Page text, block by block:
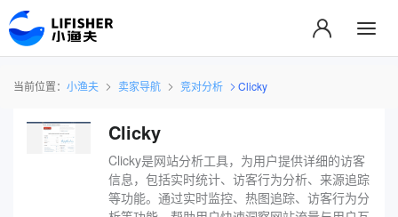
当前位置： 小渔夫 卖家导航 竞对分析 Clicky
Clicky
‌Clicky是网站分析工具，为用户提供详细的访客
信息，包括实时统计、访客行为分析、来源追踪
等功能。通过实时监控、热图追踪、访客行为分